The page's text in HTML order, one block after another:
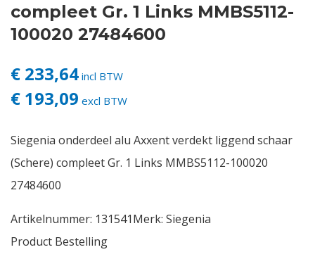
compleet Gr. 1 Links MMBS5112-
100020 27484600
€ 233,64 incl BTW
€ 193,09 excl BTW
Siegenia onderdeel alu Axxent verdekt liggend schaar
(Schere) compleet Gr. 1 Links MMBS5112-100020
27484600
Artikelnummer: 131541Merk: Siegenia
Product Bestelling